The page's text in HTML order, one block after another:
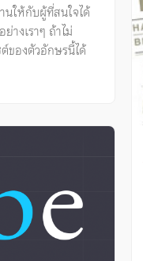
นให้กับผู้ที่สนใจได้
างเราๆ ถ้าไม่
ต์ของตัวอักษรนี้ได้